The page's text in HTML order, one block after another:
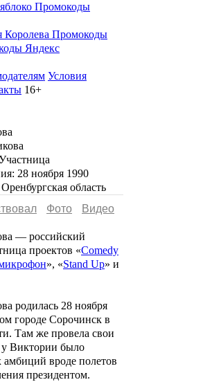
Промокоды
Промокоды
Яндекс
Условия
16+
28 ноября 1990
область
Фото
Видеo
— российский
проектов «Comedy
», «Stand Up» и
родилась 28 ноября
городе Сорочинск в
Там же провела свои
Виктории было
амбиций вроде полетов
президентом.